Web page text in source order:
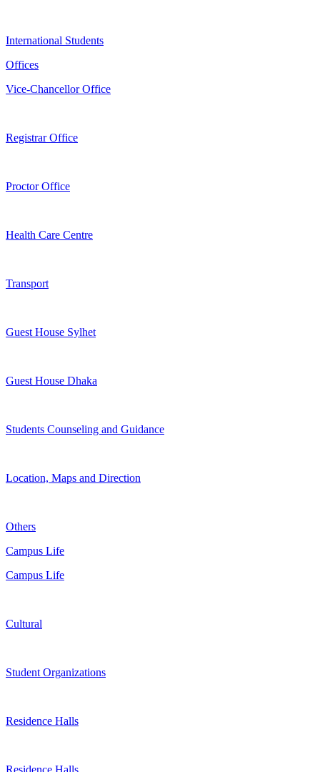
International Students
Offices
Vice-Chancellor Office
Registrar Office
Proctor Office
Health Care Centre
Transport
Guest House Sylhet
Guest House Dhaka
Students Counseling and Guidance
Location, Maps and Direction
Others
Campus Life
Campus Life
Cultural
Student Organizations
Residence Halls